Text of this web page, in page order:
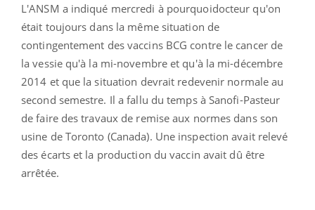
L'ANSM a indiqué mercredi à pourquoidocteur qu'on
était toujours dans la même situation de
contingentement des vaccins BCG contre le cancer de
la vessie qu'à la mi-novembre et qu'à la mi-décembre
2014 et que la situation devrait redevenir normale au
second semestre. Il a fallu du temps à Sanofi-Pasteur
de faire des travaux de remise aux normes dans son
usine de Toronto (Canada). Une inspection avait relevé
des écarts et la production du vaccin avait dû être
arrêtée.